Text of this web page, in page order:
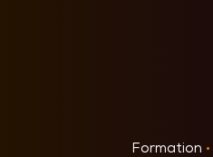
Formation •